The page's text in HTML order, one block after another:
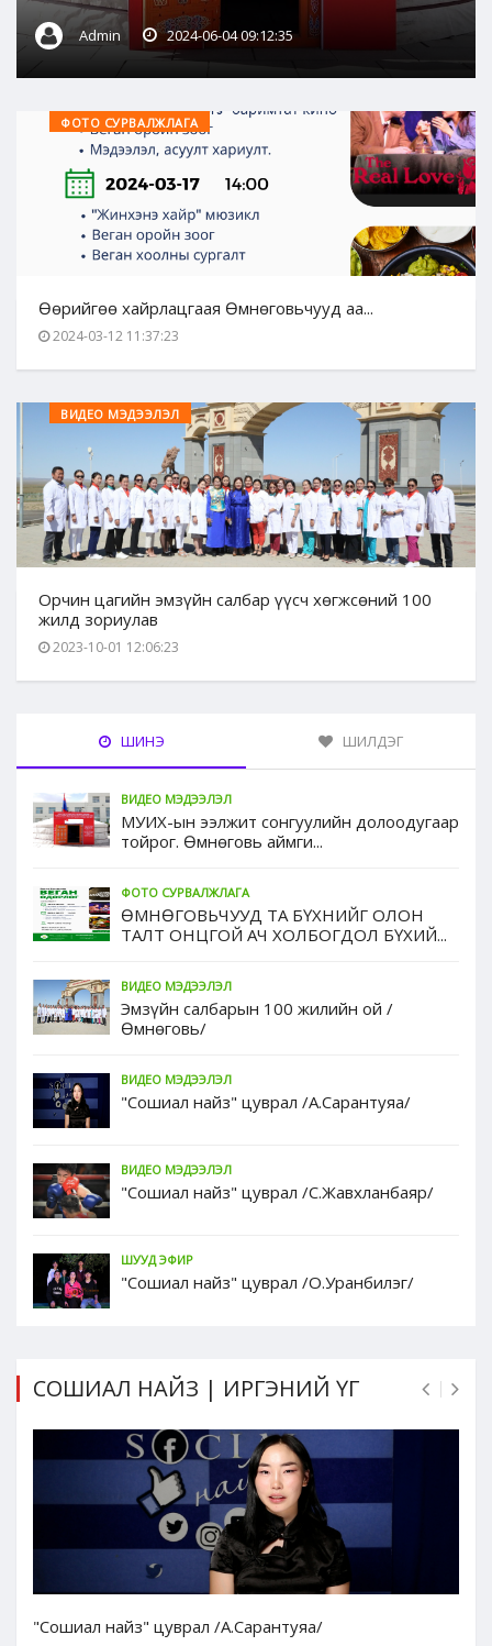
Admin 2024-06-04 09:12:35
ФОТО СУРВАЛЖЛАГА
Өөрийгөө хайрлацгаая Өмнөговьчууд аа...
2024-03-12 11:37:23
ВИДЕО МЭДЭЭЛЭЛ
Орчин цагийн эмзүйн салбар үүсч хөгжсөний 100
жилд зориулав
2023-10-01 12:06:23
ШИНЭ ШИЛДЭГ
ВИДЕО МЭДЭЭЛЭЛ
МУИХ-ын ээлжит сонгуулийн долоодугаар
тойрог. Өмнөговь аймги...
ФОТО СУРВАЛЖЛАГА
ӨМНӨГОВЬЧУУД ТА БҮХНИЙГ ОЛОН
ТАЛТ ОНЦГОЙ АЧ ХОЛБОГДОЛ БҮХИЙ...
ВИДЕО МЭДЭЭЛЭЛ
Эмзүйн салбарын 100 жилийн ой /
Өмнөговь/
ВИДЕО МЭДЭЭЛЭЛ
"Сошиал найз" цуврал /А.Сарантуяа/
ВИДЕО МЭДЭЭЛЭЛ
"Сошиал найз" цуврал /С.Жавхланбаяр/
ШУУД ЭФИР
"Сошиал найз" цуврал /О.Уранбилэг/
СОШИАЛ НАЙЗ | ИРГЭНИЙ ҮГ
"Сошиал найз" цуврал /А.Сарантуяа/